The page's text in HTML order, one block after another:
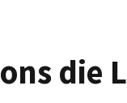
die